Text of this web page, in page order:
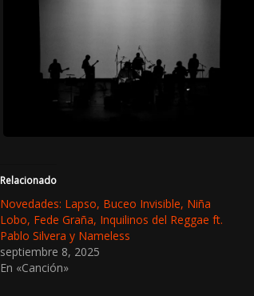
Relacionado
Novedades: Lapso, Buceo Invisible, Niña
Lobo, Fede Graña, Inquilinos del Reggae ft.
Pablo Silvera y Nameless
septiembre 8, 2025
En «Canción»